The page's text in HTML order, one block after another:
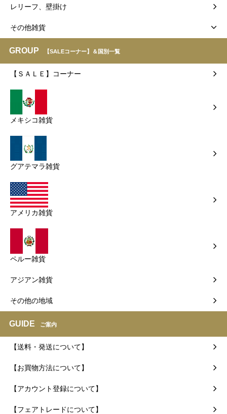
レリーフ、壁掛け
その他雑貨
GROUP 【SALEコーナー】＆国別一覧
【ＳＡＬＥ】コーナー
メキシコ雑貨
グアテマラ雑貨
アメリカ雑貨
ペルー雑貨
アジアン雑貨
その他の地域
GUIDE ご案内
【送料・発送について】
【お買物方法について】
【アカウント登録について】
【フェアトレードについて】